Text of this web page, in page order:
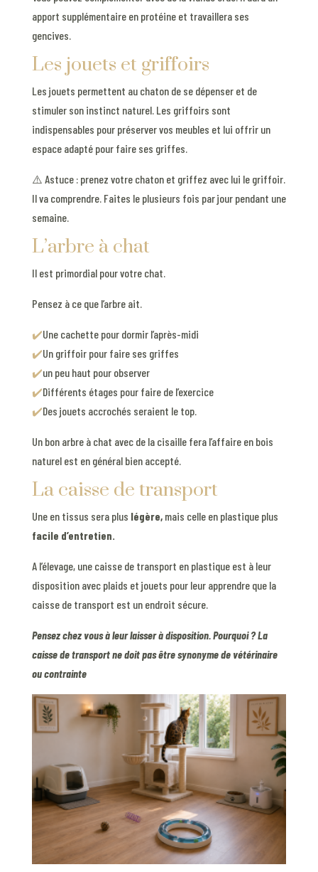
apport supplémentaire en protéine et travaillera ses
gencives.
Les jouets et griffoirs
Les jouets permettent au chaton de se dépenser et de
stimuler son instinct naturel. Les griffoirs sont
indispensables pour préserver vos meubles et lui offrir un
espace adapté pour faire ses griffes.
⚠️ Astuce : prenez votre chaton et griffez avec lui le griffoir.
Il va comprendre. Faites le plusieurs fois par jour pendant une
semaine.
L’arbre à chat
Il est primordial pour votre chat.
Pensez à ce que l’arbre ait.
✔️Une cachette pour dormir l’après-midi
✔️Un griffoir pour faire ses griffes
✔️un peu haut pour observer
✔️Différents étages pour faire de l’exercice
✔️Des jouets accrochés seraient le top.
Un bon arbre à chat avec de la cisaille fera l’affaire en bois
naturel est en général bien accepté.
La caisse de transport
Une en tissus sera plus légère,mais celle en plastique plus
facile d’entretien.
A l’élevage, une caisse de transport en plastique est à leur
disposition avec plaids et jouets pour leur apprendre que la
caisse de transport est un endroit sécure.
Pensez chez vous à leur laisser à disposition. Pourquoi ? La
caisse de transport ne doit pas être synonyme de vétérinaire
ou contrainte